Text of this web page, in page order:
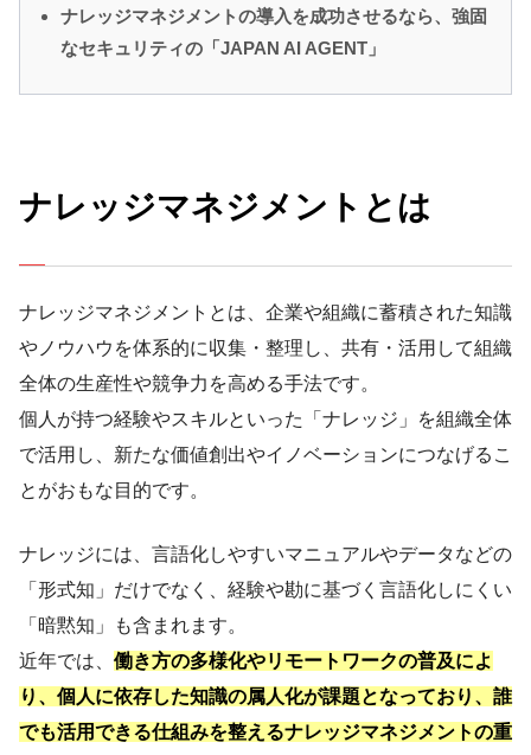
ナレッジマネジメントの導入を成功させるなら、強固
なセキュリティの「JAPAN AI AGENT」
ナレッジマネジメントとは
ナレッジマネジメントとは、企業や組織に蓄積された知識
やノウハウを体系的に収集・整理し、共有・活用して組織
全体の生産性や競争力を高める手法です。
個人が持つ経験やスキルといった「ナレッジ」を組織全体
で活用し、新たな価値創出やイノベーションにつなげるこ
とがおもな目的です。
ナレッジには、言語化しやすいマニュアルやデータなどの
「形式知」だけでなく、経験や勘に基づく言語化しにくい
「暗黙知」も含まれます。
近年では、 働き方の多様化やリモートワークの普及によ
り、個人に依存した知識の属人化が課題となっており、誰
でも活用できる仕組みを整えるナレッジマネジメントの重